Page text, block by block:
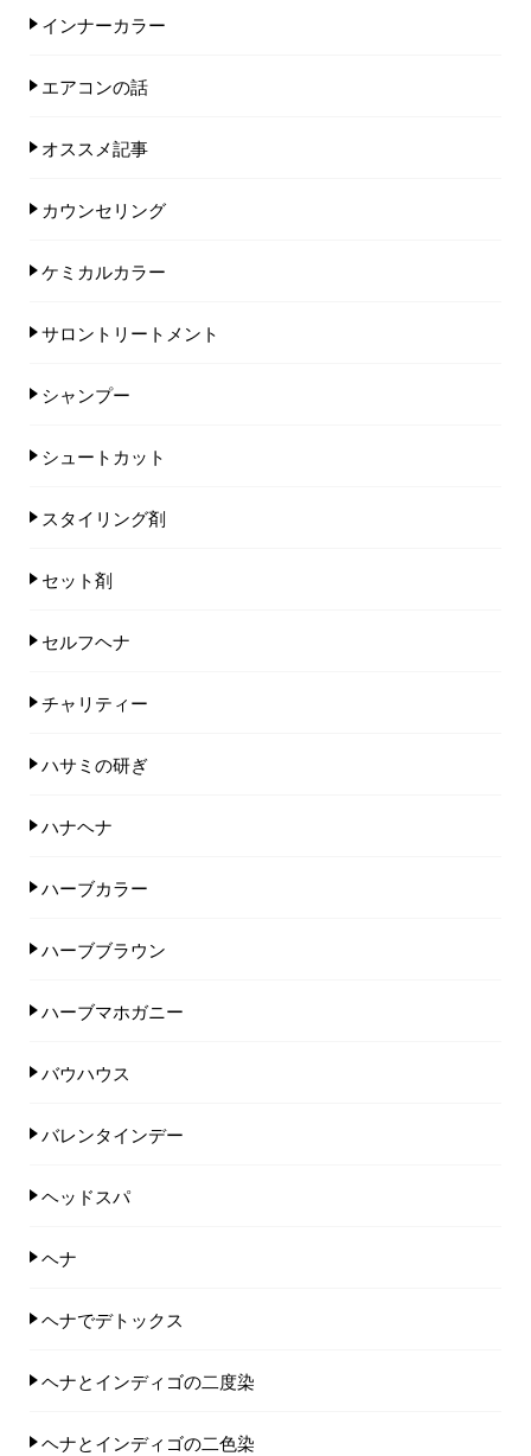
インナーカラー
エアコンの話
オススメ記事
カウンセリング
ケミカルカラー
サロントリートメント
シャンプー
シュートカット
スタイリング剤
セット剤
セルフヘナ
チャリティー
ハサミの研ぎ
ハナヘナ
ハーブカラー
ハーブブラウン
ハーブマホガニー
バウハウス
バレンタインデー
ヘッドスパ
ヘナ
ヘナでデトックス
ヘナとインディゴの二度染
ヘナとインディゴの二色染